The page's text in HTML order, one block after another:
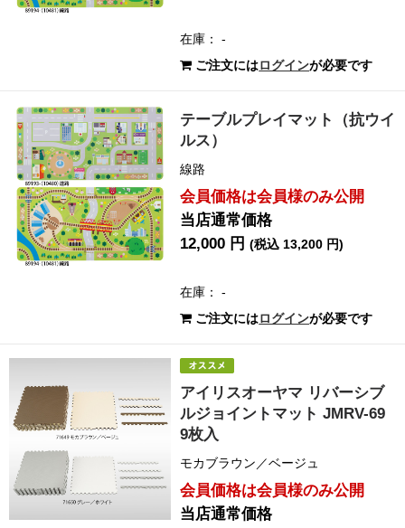
在庫： -
ご注文にはログインが必要です
テーブルプレイマット（抗ウイ
ルス）
線路
会員価格は会員様のみ公開
当店通常価格
12,000 円(税込 13,200 円)
在庫： -
ご注文にはログインが必要です
アイリスオーヤマ リバーシブ
ルジョイントマット JMRV-69
9枚入
モカブラウン／ベージュ
会員価格は会員様のみ公開
当店通常価格